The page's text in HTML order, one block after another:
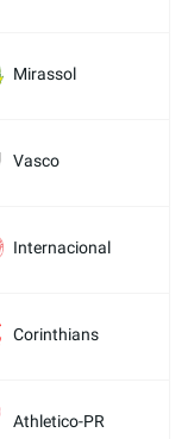
Mirassol
Vasco
Internacional
Corinthians
Athletico-PR